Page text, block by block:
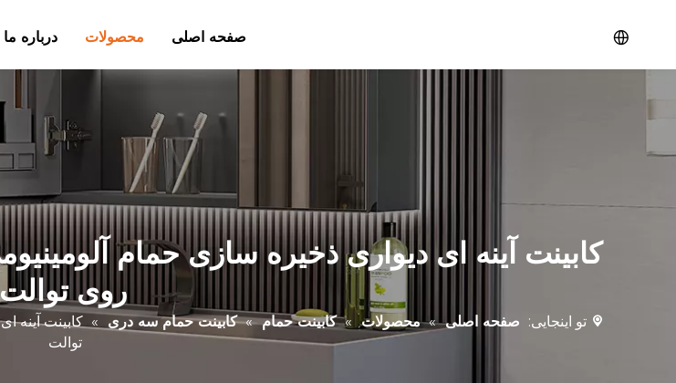
صفحه اصلی محصولات درباره ما
روی توالت
تو اینجایی: صفحه اصلی » محصولات » کابینت حمام » کابینت حمام سه دری »
توالت